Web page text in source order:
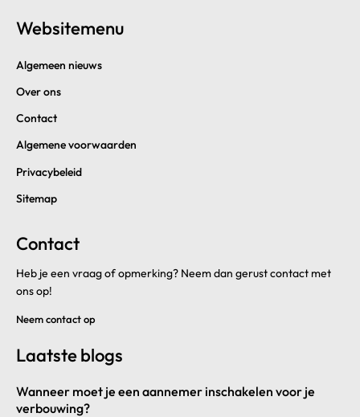
Websitemenu
Algemeen nieuws
Over ons
Contact
Algemene voorwaarden
Privacybeleid
Sitemap
Contact
Heb je een vraag of opmerking? Neem dan gerust contact met
ons op!
Neem contact op
Laatste blogs
Wanneer moet je een aannemer inschakelen voor je
verbouwing?